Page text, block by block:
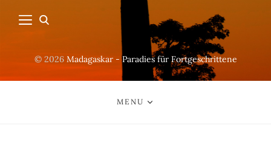
© 2026 Madagaskar - Paradies für Fortgeschrittene
MENU